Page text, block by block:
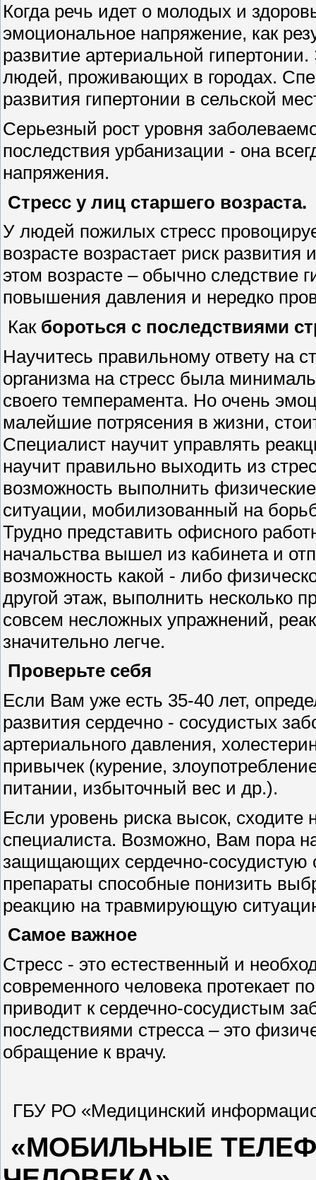
Когда речь идет о молодых и
эмоциональное напряжение, как
развитие артериальной
людей, проживающих в городах.
развития гипертонии в сельской
Серьезный рост уровня
последствия урбанизации - она
напряжения.
Стресс у лиц старшего возраста.
У людей пожилых стресс
возрасте возрастает риск
этом возрасте – обычно следствие
повышения давления и нередко
Как бороться с последствиями
Научитесь правильному ответу на
организма на стресс была
своего темперамента. Но очень
малейшие потрясения в жизни,
Специалист научит управлять
научит правильно выходить из
возможность выполнить
ситуации, мобилизованный на
Трудно представить офисного
начальства вышел из кабинета и
возможность какой - либо
другой этаж, выполнить несколько
совсем несложных упражнений,
значительно легче.
Проверьте себя
Если Вам уже есть 35-40 лет,
развития сердечно - сосудистых
артериального давления,
привычек (курение,
питании, избыточный вес и др.).
Если уровень риска высок, сходите
специалиста. Возможно, Вам пора
защищающих сердечно-сосудистую
препараты способные понизить
реакцию на травмирующую
Самое важное
Стресс - это естественный и
современного человека протекает
приводит к сердечно-сосудистым
последствиями стресса – это
обращение к врачу.
ГБУ РО «Медицинский
«МОБИЛЬНЫЕ